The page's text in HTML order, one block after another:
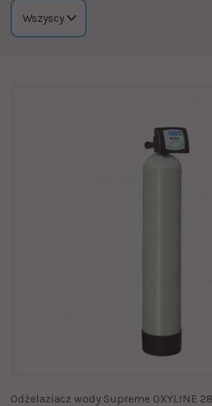
Odżelaziacz wody Supreme OXYLINE